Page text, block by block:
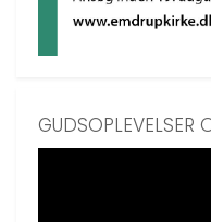
GUDSOPLEVELSER